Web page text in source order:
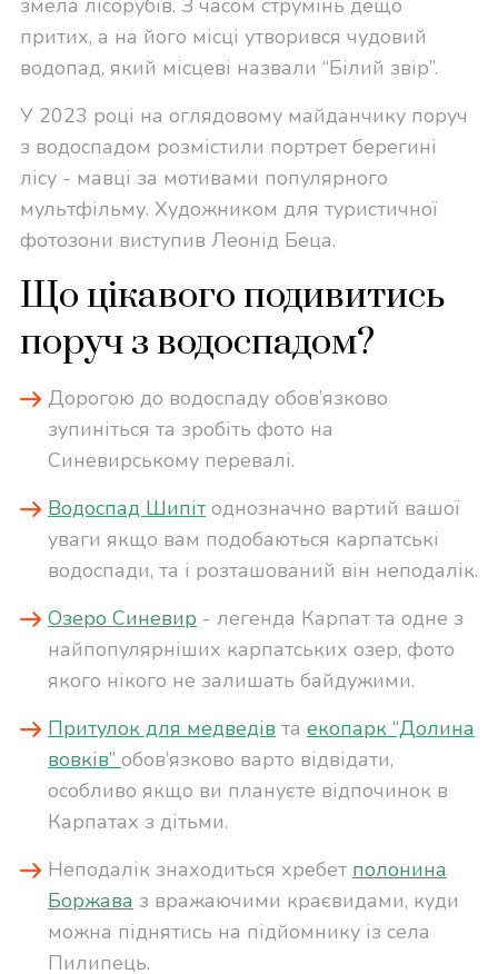
притих, а на його місці утворився чудовий
водопад, який місцеві назвали “Білий звір”.
У 2023 році на оглядовому майданчику поруч
з водоспадом розмістили портрет берегині
лісу - мавці за мотивами популярного
мультфільму. Художником для туристичної
фотозони виступив Леонід Беца.
Що цікавого подивитись
поруч з водоспадом?
Дорогою до водоспаду обов’язково
зупиніться та зробіть фото на
Синевирському перевалі.
Водоспад Шипітоднозначно вартий вашої
уваги якщо вам подобаються карпатські
водоспади, та і розташований він неподалік.
Озеро Синевир - легенда Карпат та одне з
найпопулярніших карпатських озер, фото
якого нікого не залишать байдужими.
Притулок для медведів та екопарк “Долина
вовків” обов’язково варто відвідати,
особливо якщо ви плануєте відпочинок в
Карпатах з дітьми.
Неподалік знаходиться хребет полонина
Боржава з вражаючими краєвидами, куди
можна піднятись на підйомнику із села
Пилипець.